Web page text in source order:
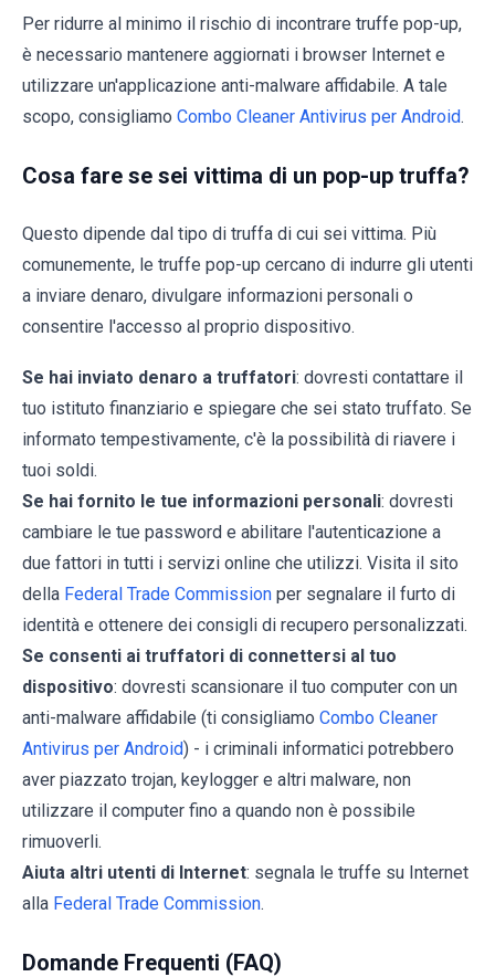
Per ridurre al minimo il rischio di incontrare truffe pop-up,
è necessario mantenere aggiornati i browser Internet e
utilizzare un'applicazione anti-malware affidabile. A tale
scopo, consigliamo Combo Cleaner Antivirus per Android.
Cosa fare se sei vittima di un pop-up truffa?
Questo dipende dal tipo di truffa di cui sei vittima. Più
comunemente, le truffe pop-up cercano di indurre gli utenti
a inviare denaro, divulgare informazioni personali o
consentire l'accesso al proprio dispositivo.
Se hai inviato denaro a truffatori: dovresti contattare il
tuo istituto finanziario e spiegare che sei stato truffato. Se
informato tempestivamente, c'è la possibilità di riavere i
tuoi soldi.
Se hai fornito le tue informazioni personali: dovresti
cambiare le tue password e abilitare l'autenticazione a
due fattori in tutti i servizi online che utilizzi. Visita il sito
della Federal Trade Commission per segnalare il furto di
identità e ottenere dei consigli di recupero personalizzati.
Se consenti ai truffatori di connettersi al tuo
dispositivo: dovresti scansionare il tuo computer con un
anti-malware affidabile (ti consigliamo Combo Cleaner
Antivirus per Android) - i criminali informatici potrebbero
aver piazzato trojan, keylogger e altri malware, non
utilizzare il computer fino a quando non è possibile
rimuoverli.
Aiuta altri utenti di Internet: segnala le truffe su Internet
alla Federal Trade Commission.
Domande Frequenti (FAQ)